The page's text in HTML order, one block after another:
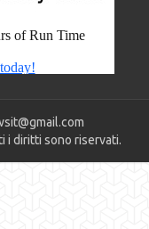
i diritti sono riservati.